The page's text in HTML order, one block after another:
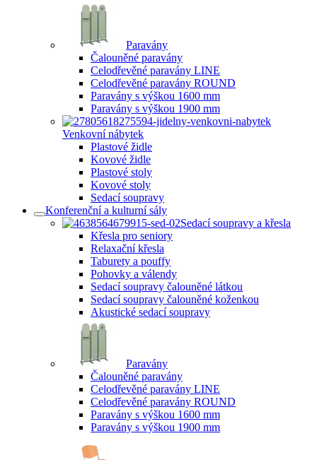
Paravány
Čalouněné paravány
Celodřevěné paravány LINE
Celodřevěné paravány ROUND
Paravány s výškou 1600 mm
Paravány s výškou 1900 mm
Venkovní nábytek
Plastové židle
Kovové židle
Plastové stoly
Kovové stoly
Sedací soupravy
Konferenční a kulturní sály
Sedací soupravy a křesla
Křesla pro seniory
Relaxační křesla
Taburety a pouffy
Pohovky a válendy
Sedací soupravy čalouněné látkou
Sedací soupravy čalouněné koženkou
Akustické sedací soupravy
Paravány
Čalouněné paravány
Celodřevěné paravány LINE
Celodřevěné paravány ROUND
Paravány s výškou 1600 mm
Paravány s výškou 1900 mm